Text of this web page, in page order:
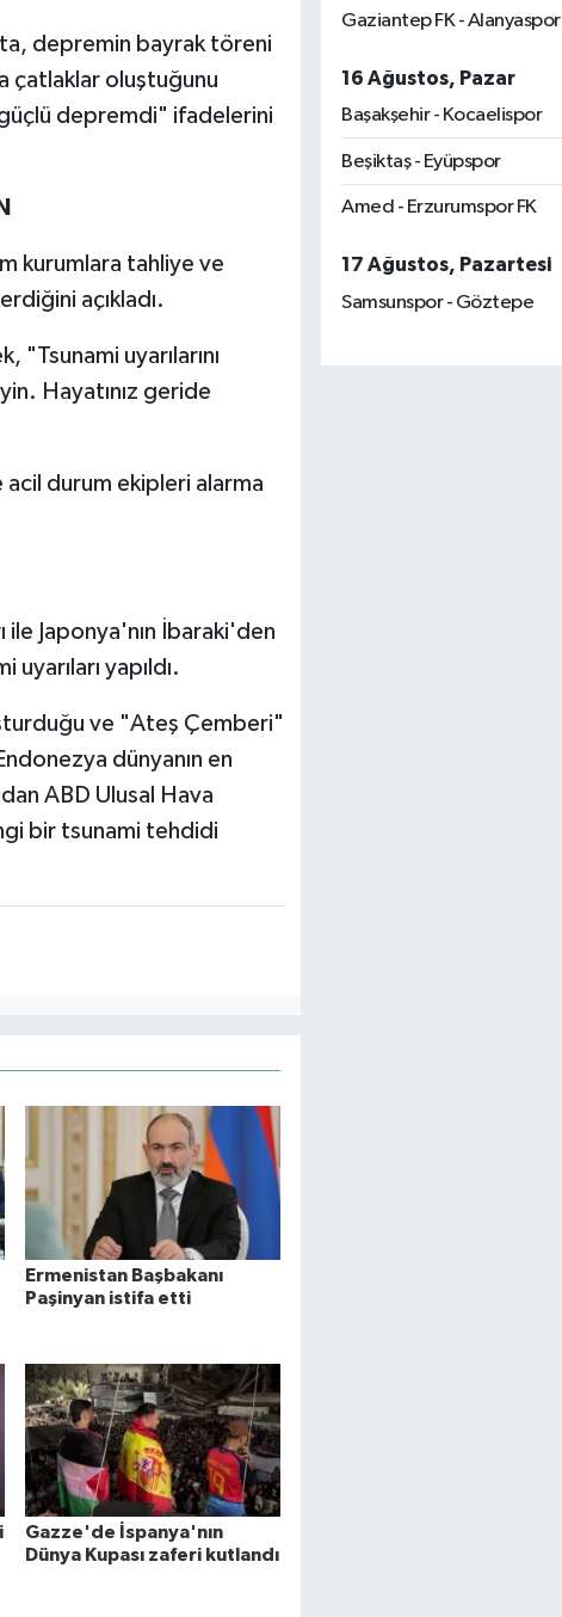
depremin bayrak töreni
çatlaklar oluştuğunu
depremdi" ifadelerini
kurumlara tahliye ve
açıkladı.
"Tsunami uyarılarını
Hayatınız geride
acil durum ekipleri alarma
ile Japonya'nın İbaraki'den
yapıldı.
ve "Ateş Çemberi"
dünyanın en
ABD Ulusal Hava
bir tsunami tehdidi
Ermenistan Başbakanı
Paşinyan istifa etti
Gazze'de İspanya'nın
Dünya Kupası zaferi kutlandı
Gaziantep FK - Alanyaspor
16 Ağustos, Pazar
Başakşehir - Kocaelispor
Beşiktaş - Eyüpspor
Amed - Erzurumspor FK
17 Ağustos, Pazartesi
Samsunspor - Göztepe